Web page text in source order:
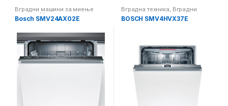
Вградни машини за миење
садови,Машини за миење на
садови
Bosch SMV24AX02E
Вградна техника, Вградни
машини за миење садови
BOSCH SMV4HVX37E